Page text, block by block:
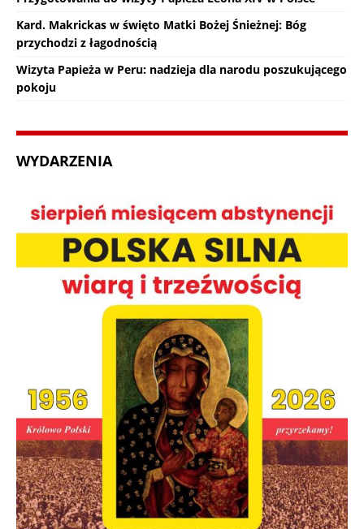
Kard. Makrickas w święto Matki Bożej Śnieżnej: Bóg
przychodzi z łagodnością
Wizyta Papieża w Peru: nadzieja dla narodu poszukującego
pokoju
WYDARZENIA